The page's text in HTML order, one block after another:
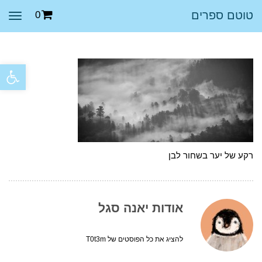
פתח
טוטם ספרים 0
רקע של יער בשחור לבן
אודות יאנה סגל
להציג את כל הפוסטים של T0t3m